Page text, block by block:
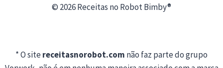
© 2026 Receitas no Robot Bimby®
* O sitereceitasnorobot.com não faz parte do grupo